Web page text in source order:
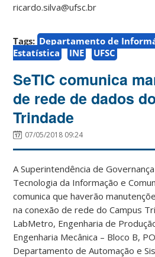
ricardo.silva@ufsc.br
Tags: Departamento de
Estatística
INE UFSC
SeTIC comunica
de rede de dados
Trindade
07/05/2018 09:24
A Superintendência de
Tecnologia da Informação e
comunica que haverão
na conexão de rede do Campus
LabMetro, Engenharia de
Engenharia Mecânica – Bloco B,
Departamento de Automação e